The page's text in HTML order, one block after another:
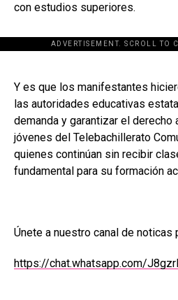
con estudios superiores.
ADVERTISEMENT. SCROLL TO
[adsforwp
Y es que los manifestantes
las autoridades educativas
demanda y garantizar el derecho
jóvenes del Telebachillerato
quienes continúan sin recibir
fundamental para su formación
Únete a nuestro canal de noticas
https://chat.whatsapp.com/